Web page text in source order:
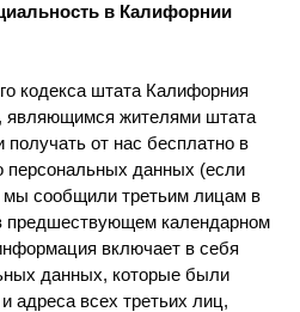
в Калифорнии
кодекса штата Калифорния
являющимся жителями штата
от нас бесплатно в
персональных данных (если
сообщили третьим лицам в
предшествующем календарном
включает в себя
данных, которые были
адреса всех третьих лиц,